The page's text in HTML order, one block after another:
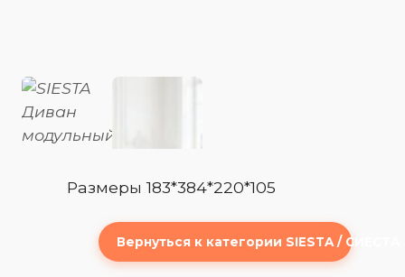
Размеры 183*384*220*105
Вернуться к категории SIESTA / СИЕСТА